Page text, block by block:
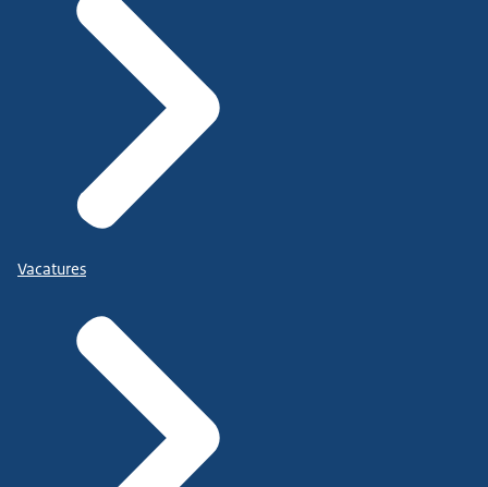
Vacatures